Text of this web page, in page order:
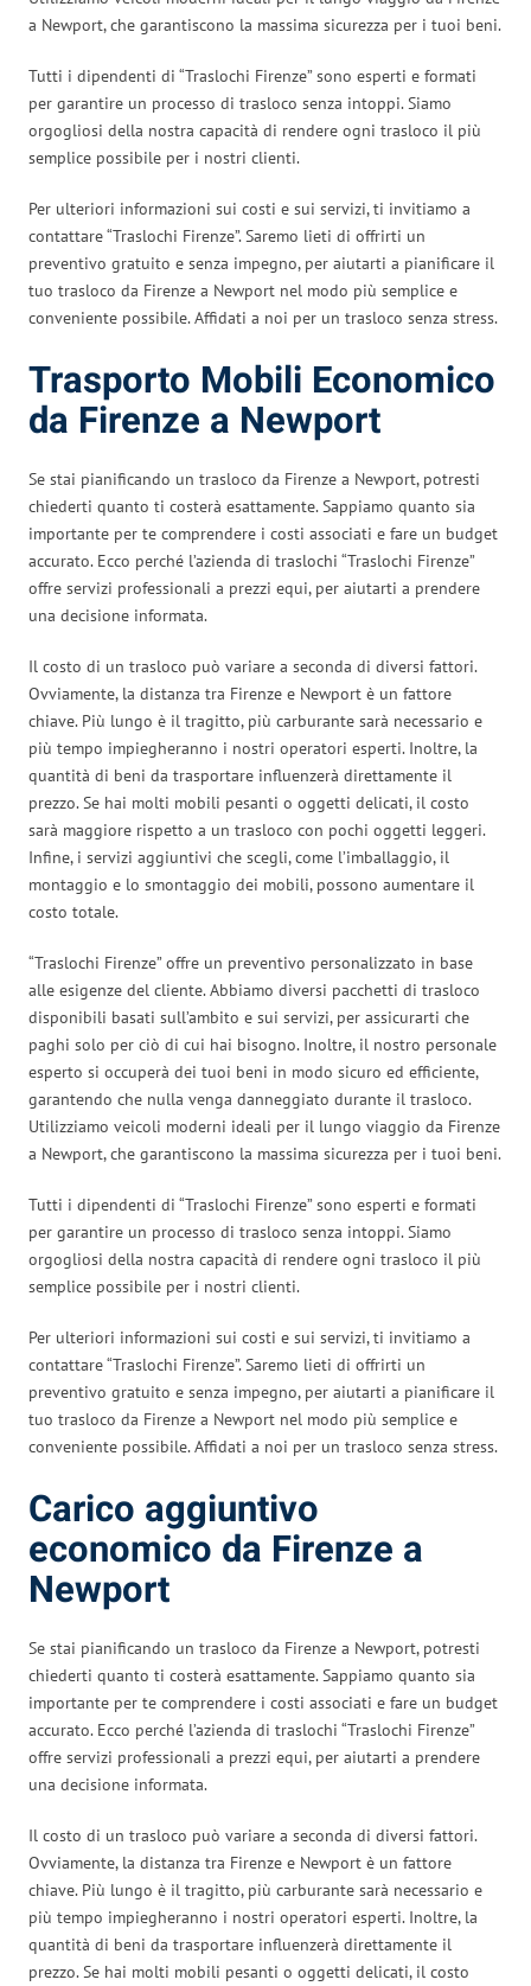
a Newport, che garantiscono la massima sicurezza per i tuoi beni.
Tutti i dipendenti di “Traslochi Firenze” sono esperti e formati
per garantire un processo di trasloco senza intoppi. Siamo
orgogliosi della nostra capacità di rendere ogni trasloco il più
semplice possibile per i nostri clienti.
Per ulteriori informazioni sui costi e sui servizi, ti invitiamo a
contattare “Traslochi Firenze”. Saremo lieti di offrirti un
preventivo gratuito e senza impegno, per aiutarti a pianificare il
tuo trasloco da Firenze a Newport nel modo più semplice e
conveniente possibile. Affidati a noi per un trasloco senza stress.
Trasporto Mobili Economico
da Firenze a Newport
Se stai pianificando un trasloco da Firenze a Newport, potresti
chiederti quanto ti costerà esattamente. Sappiamo quanto sia
importante per te comprendere i costi associati e fare un budget
accurato. Ecco perché l’azienda di traslochi “Traslochi Firenze”
offre servizi professionali a prezzi equi, per aiutarti a prendere
una decisione informata.
Il costo di un trasloco può variare a seconda di diversi fattori.
Ovviamente, la distanza tra Firenze e Newport è un fattore
chiave. Più lungo è il tragitto, più carburante sarà necessario e
più tempo impiegheranno i nostri operatori esperti. Inoltre, la
quantità di beni da trasportare influenzerà direttamente il
prezzo. Se hai molti mobili pesanti o oggetti delicati, il costo
sarà maggiore rispetto a un trasloco con pochi oggetti leggeri.
Infine, i servizi aggiuntivi che scegli, come l’imballaggio, il
montaggio e lo smontaggio dei mobili, possono aumentare il
costo totale.
“Traslochi Firenze” offre un preventivo personalizzato in base
alle esigenze del cliente. Abbiamo diversi pacchetti di trasloco
disponibili basati sull’ambito e sui servizi, per assicurarti che
paghi solo per ciò di cui hai bisogno. Inoltre, il nostro personale
esperto si occuperà dei tuoi beni in modo sicuro ed efficiente,
garantendo che nulla venga danneggiato durante il trasloco.
Utilizziamo veicoli moderni ideali per il lungo viaggio da Firenze
a Newport, che garantiscono la massima sicurezza per i tuoi beni.
Tutti i dipendenti di “Traslochi Firenze” sono esperti e formati
per garantire un processo di trasloco senza intoppi. Siamo
orgogliosi della nostra capacità di rendere ogni trasloco il più
semplice possibile per i nostri clienti.
Per ulteriori informazioni sui costi e sui servizi, ti invitiamo a
contattare “Traslochi Firenze”. Saremo lieti di offrirti un
preventivo gratuito e senza impegno, per aiutarti a pianificare il
tuo trasloco da Firenze a Newport nel modo più semplice e
conveniente possibile. Affidati a noi per un trasloco senza stress.
Carico aggiuntivo
economico da Firenze a
Newport
Se stai pianificando un trasloco da Firenze a Newport, potresti
chiederti quanto ti costerà esattamente. Sappiamo quanto sia
importante per te comprendere i costi associati e fare un budget
accurato. Ecco perché l’azienda di traslochi “Traslochi Firenze”
offre servizi professionali a prezzi equi, per aiutarti a prendere
una decisione informata.
Il costo di un trasloco può variare a seconda di diversi fattori.
Ovviamente, la distanza tra Firenze e Newport è un fattore
chiave. Più lungo è il tragitto, più carburante sarà necessario e
più tempo impiegheranno i nostri operatori esperti. Inoltre, la
quantità di beni da trasportare influenzerà direttamente il
prezzo. Se hai molti mobili pesanti o oggetti delicati, il costo